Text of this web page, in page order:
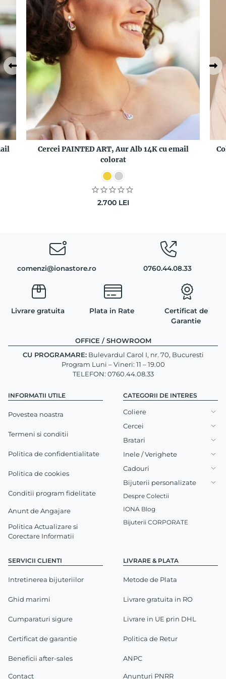
Cercei PAINTED ART, Aur Alb 14K cu email
colorat
2.700 LEI
comenzi@ionastore.ro 0760.44.08.33
Livrare gratuita Plata in Rate
Certificat de
Garantie
INFORMATII UTILE
Povestea noastra
Termeni si conditii
Politica de confidentialitate
Politica de cookies
Conditii program fidelitate
Anunt de Angajare
Politica Actualizare si
Corectare Informatii
SERVICII CLIENTI
Intretinerea bijuteriilor
Ghid marimi
Cumparaturi sigure
Certificat de garantie
Beneficii after-sales
Contact
LIVRARE & PLATA
Metode de Plata
Livrare gratuita in RO
Livrare in UE prin DHL
Politica de Retur
ANPC
Anunturi PNRR
OFFICE / SHOWROOM
CU PROGRAMARE:Bulevardul Carol I, nr. 70, Bucuresti
Program Luni – Vineri: 11 – 19.00
TELEFON: 0760.44.08.33
CATEGORII DE INTERES
Coliere
Cercei
Bratari
Inele / Verighete
Cadouri
Bijuterii personalizate
Despre Colectii
IONA Blog
Bijuterii CORPORATE